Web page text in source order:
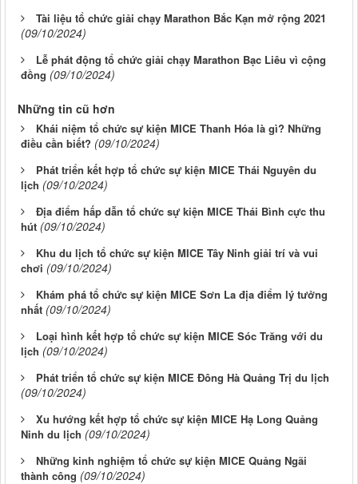
Tài liệu tổ chức giải chạy Marathon Bắc Kạn mở rộng 2021
(09/10/2024)
Lễ phát động tổ chức giải chạy Marathon Bạc Liêu vì cộng
đồng (09/10/2024)
Những tin cũ hơn
Khái niệm tổ chức sự kiện MICE Thanh Hóa là gì? Những
điều cần biết? (09/10/2024)
Phát triển kết hợp tổ chức sự kiện MICE Thái Nguyên du
lịch (09/10/2024)
Địa điểm hấp dẫn tổ chức sự kiện MICE Thái Bình cực thu
hút (09/10/2024)
Khu du lịch tổ chức sự kiện MICE Tây Ninh giải trí và vui
chơi (09/10/2024)
Khám phá tổ chức sự kiện MICE Sơn La địa điểm lý tưởng
nhất (09/10/2024)
Loại hình kết hợp tổ chức sự kiện MICE Sóc Trăng với du
lịch (09/10/2024)
Phát triển tổ chức sự kiện MICE Đông Hà Quảng Trị du lịch
(09/10/2024)
Xu hướng kết hợp tổ chức sự kiện MICE Hạ Long Quảng
Ninh du lịch (09/10/2024)
Những kinh nghiệm tổ chức sự kiện MICE Quảng Ngãi
thành công (09/10/2024)